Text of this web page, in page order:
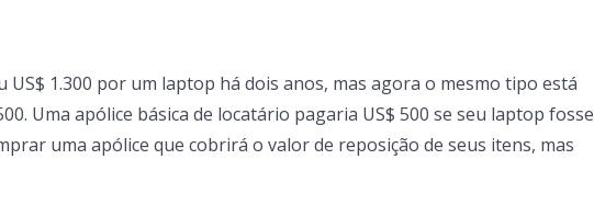
US$ 1.300 por um laptop há dois anos, mas agora o mesmo tipo está
Uma apólice básica de locatário pagaria US$ 500 se seu laptop fosse
uma apólice que cobrirá o valor de reposição de seus itens, mas